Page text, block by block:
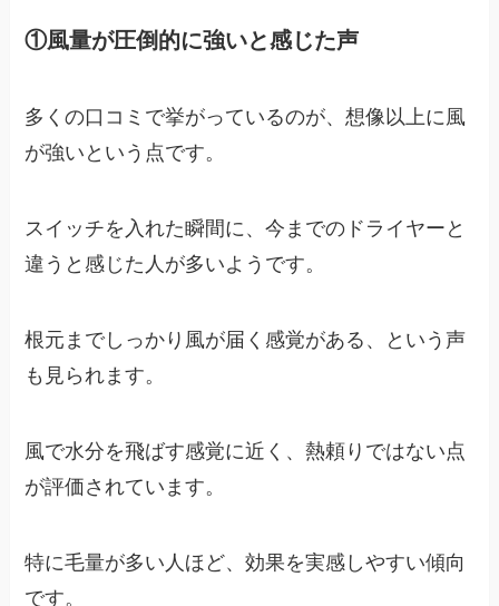
①風量が圧倒的に強いと感じた声
多くの口コミで挙がっているのが、想像以上に風
が強いという点です。
スイッチを入れた瞬間に、今までのドライヤーと
違うと感じた人が多いようです。
根元までしっかり風が届く感覚がある、という声
も見られます。
風で水分を飛ばす感覚に近く、熱頼りではない点
が評価されています。
特に毛量が多い人ほど、効果を実感しやすい傾向
です。